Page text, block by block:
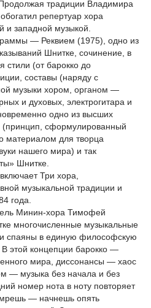
традиции Владимира
репертуар хора
и западной музыкой.
— Реквием (1975), одно из
Шнитке, сочинение, в
стили (от барокко до
составы (наряду с
музыки хором, органом —
и духовых, электрогитара и
одно из высших
(принцип, сформулированный
материалом для творца
нашего мира) и так
Шнитке.
Три хора,
музыкальной традиции и
года.
Минин-хора Тимофей
многочисленные музыкальные
спаяны в единую философскую
этой концепции барокко —
мира, диссонансы — хаос
— музыка без начала и без
номер нота в ноту повторяет
— начнешь опять